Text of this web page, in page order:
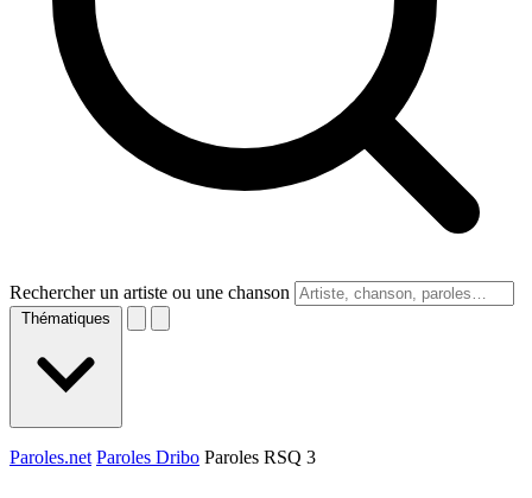
Rechercher un artiste ou une chanson
Thématiques
Paroles.net Paroles Dribo Paroles RSQ 3